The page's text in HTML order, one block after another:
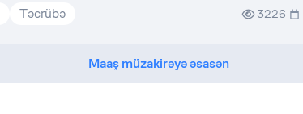
Təcrübə 3226
Maaş müzakirəyə əsasən